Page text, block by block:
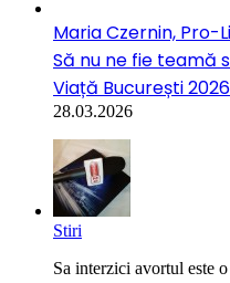
Maria Czernin, Pro-
Să nu ne fie teamă
Viață București 2026
28.03.2026
Stiri
Sa interzici avortul este